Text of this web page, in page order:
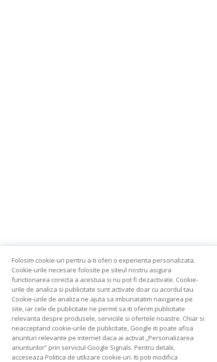
Folosim cookie-uri pentru a-ti oferi o experienta personalizata.
Cookie-urile necesare folosite pe siteul nostru asigura
functionarea corecta a acestuia si nu pot fi dezactivate. Cookie-
urile de analiza si publicitate sunt activate doar cu acordul tau.
Cookie-urile de analiza ne ajuta sa imbunatatim navigarea pe
site, iar cele de publicitate ne permit sa iti oferim publicitate
relevanta despre produsele, serviciile si ofertele noastre. Chiar si
neacceptand cookie-urile de publicitate, Google iti poate afisa
anunturi relevante pe internet daca ai activat „Personalizarea
anunturilor” prin serviciul Google Signals. Pentru detalii,
acceseaza Politica de utilizare cookie-uri. Iti poti modifica